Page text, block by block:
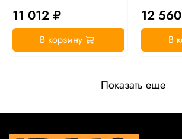
11 012 ₽
В корзину
12
В
Показать еще